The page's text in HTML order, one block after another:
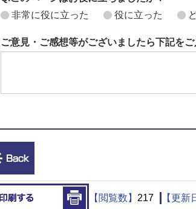
非常に役に立った
役に立った
ご意見・ご感想等がございましたら下記をご
印刷する
【閲覧数】 217 【更新